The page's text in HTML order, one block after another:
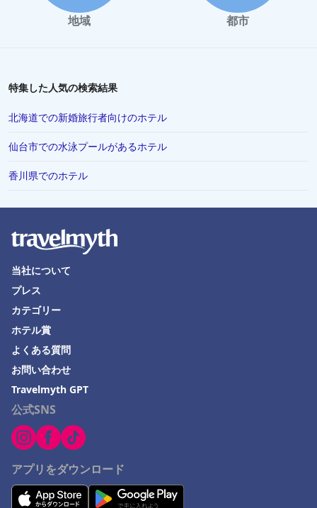
地域 都市
特集した人気の検索結果
北海道での新婚旅行者向けのホテル
仙台市での水泳プールがあるホテル
香川県でのホテル
公式SNS
アプリをダウンロード
当社について
プレス
カテゴリー
ホテル賞
よくある質問
お問い合わせ
Travelmyth GPT